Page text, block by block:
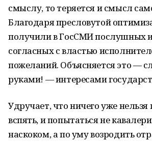
смыслу, то теряется и смысл
Благодаря пресловутой
получили в ГосСМИ послушных и
согласных с властью
пожеланий. Объясняется это —
руками! — интересами
Удручает, что ничего уже нельзя
вспять, и попытаться не
наскоком, а по уму возродить